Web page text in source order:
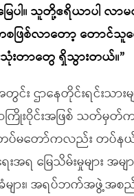
ပါ။ သူတို့ဧရိယာပါ လ
ဖြစ်လာတော့ တောင်သူ
းတာတွေ ရှိသွားတယ်။”
း ဌာနေတိုင်းရင်းသားမ
ာကြိုးဝိုင်းအဖြစ် သတ်မှ
ပ်မတော်ကလည်း တပ်နယ်
အရ မြေသိမ်းမှုများ အမျ
ား၊ အရပ်ဘက်အဖွဲ့အစည်း